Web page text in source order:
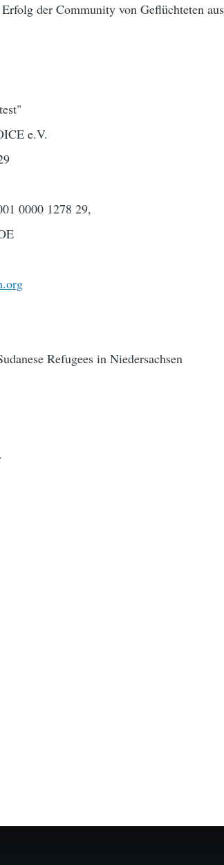
der Community von Geflüchteten
e.V.
0000 1278 29,
Refugees in Niedersachsen